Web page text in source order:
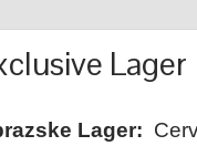
Lager
Lager: